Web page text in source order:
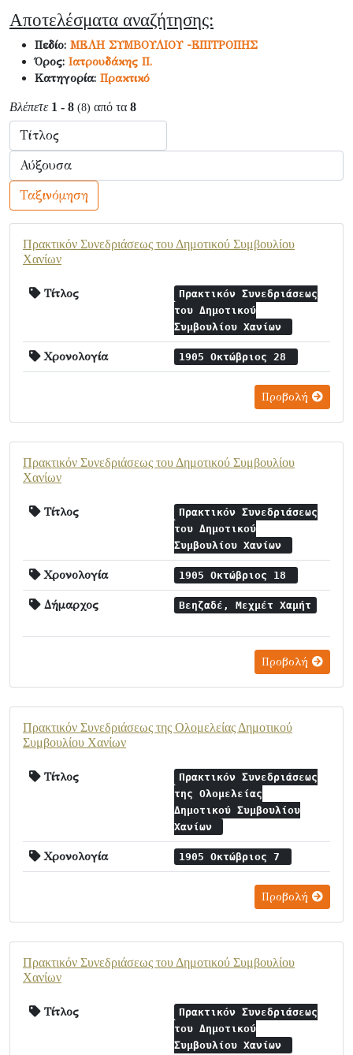
Αποτελέσματα αναζήτησης:
Πεδίο: ΜΕΛΗ ΣΥΜΒΟΥΛΙΟΥ -ΕΠΙΤΡΟΠΗΣ
Όρος: Ιατρουδάκης Π.
Κατηγορία: Πρακτικό
Βλέπετε 1 - 8 (8) από τα 8
Ταξινόμηση
Πρακτικόν Συνεδριάσεως τoυ Δημοτικού Συμβουλίου
Χανίων
Τίτλος
Πρακτικόν Συνεδριάσεως
τoυ Δημοτικού
Συμβουλίου Χανίων
Χρονολογία 1905 Οκτώβριος 28
Προβολή
Πρακτικόν Συνεδριάσεως τoυ Δημοτικού Συμβουλίου
Χανίων
Τίτλος
Πρακτικόν Συνεδριάσεως
τoυ Δημοτικού
Συμβουλίου Χανίων
Χρονολογία 1905 Οκτώβριος 18
Δήμαρχος Βεηζαδέ, Μεχμέτ Χαμήτ
Προβολή
Πρακτικόν Συνεδριάσεως της Ολομελείας Δημοτικού
Συμβουλίου Χανίων
Τίτλος
Πρακτικόν Συνεδριάσεως
της Ολομελείας
Δημοτικού Συμβουλίου
Χανίων
Χρονολογία 1905 Οκτώβριος 7
Προβολή
Πρακτικόν Συνεδριάσεως τoυ Δημοτικού Συμβουλίου
Χανίων
Τίτλος
Πρακτικόν Συνεδριάσεως
τoυ Δημοτικού
Συμβουλίου Χανίων